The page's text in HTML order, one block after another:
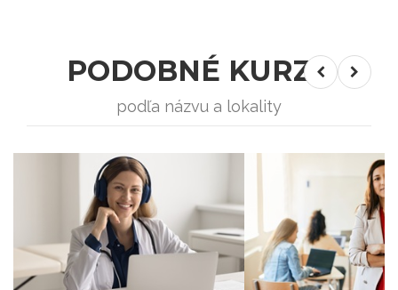
PODOBNÉ KURZY
podľa názvu a lokality